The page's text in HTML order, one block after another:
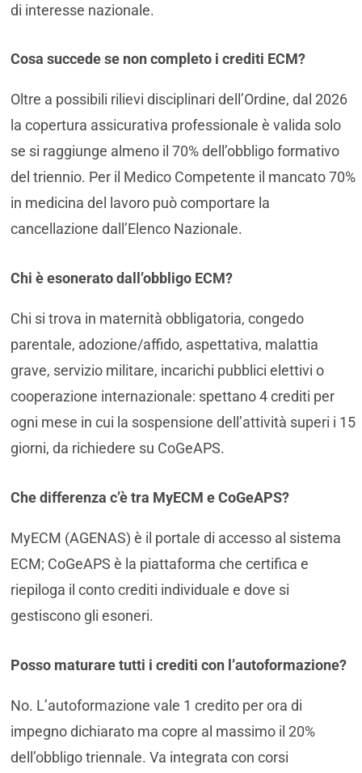
di interesse nazionale.
Cosa succede se non completo i crediti ECM?
Oltre a possibili rilievi disciplinari dell’Ordine, dal 2026
la copertura assicurativa professionale è valida solo
se si raggiunge almeno il 70% dell’obbligo formativo
del triennio. Per il Medico Competente il mancato 70%
in medicina del lavoro può comportare la
cancellazione dall’Elenco Nazionale.
Chi è esonerato dall’obbligo ECM?
Chi si trova in maternità obbligatoria, congedo
parentale, adozione/affido, aspettativa, malattia
grave, servizio militare, incarichi pubblici elettivi o
cooperazione internazionale: spettano 4 crediti per
ogni mese in cui la sospensione dell’attività superi i 15
giorni, da richiedere su CoGeAPS.
Che differenza c’è tra MyECM e CoGeAPS?
MyECM (AGENAS) è il portale di accesso al sistema
ECM; CoGeAPS è la piattaforma che certifica e
riepiloga il conto crediti individuale e dove si
gestiscono gli esoneri.
Posso maturare tutti i crediti con l’autoformazione?
No. L’autoformazione vale 1 credito per ora di
impegno dichiarato ma copre al massimo il 20%
dell’obbligo triennale. Va integrata con corsi